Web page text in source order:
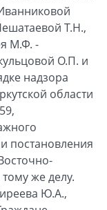
Т.Н.,
М.Ф. -
О.П. и
надзора
области
постановления
же делу.
Ю.А.,